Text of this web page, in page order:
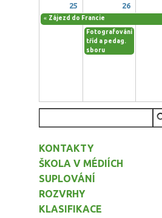
25 26
« Zájezd do Francie
Fotografování
tříd a pedag.
sboru
KONTAKTY
ŠKOLA V MÉDIÍCH
SUPLOVÁNÍ
ROZVRHY
KLASIFIKACE